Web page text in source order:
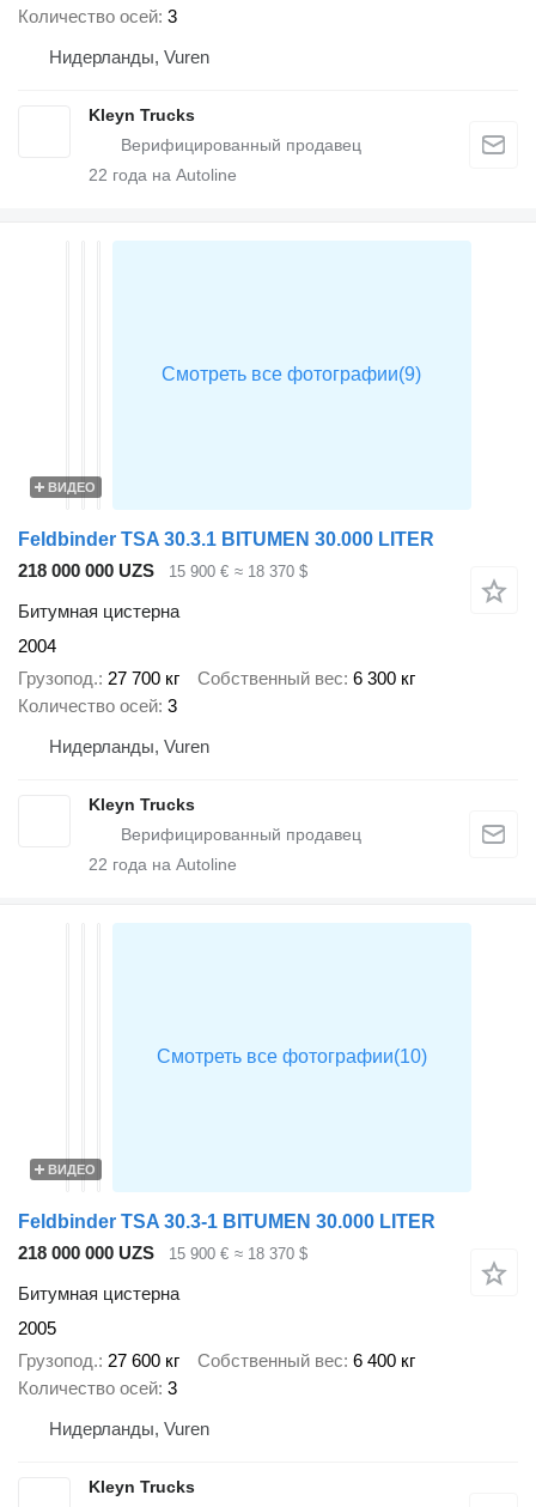
Количество осей 3
Нидерланды, Vuren
Kleyn Trucks
22 года на Autoline
ВИДЕО
Feldbinder TSA 30.3.1 BITUMEN 30.000 LITER
218 000 000 UZS
15 900 € ≈ 18 370 $
Битумная цистерна
2004
Грузопод. 27 700 кг Собственный вес 6 300 кг
Количество осей 3
Нидерланды, Vuren
Kleyn Trucks
22 года на Autoline
ВИДЕО
Feldbinder TSA 30.3-1 BITUMEN 30.000 LITER
218 000 000 UZS
15 900 € ≈ 18 370 $
Битумная цистерна
2005
Грузопод. 27 600 кг Собственный вес 6 400 кг
Количество осей 3
Нидерланды, Vuren
Kleyn Trucks